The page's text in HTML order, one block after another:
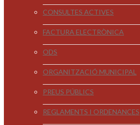
CONSULTES ACTIVES
FACTURA ELECTRÒNICA
ODS
ORGANITZACIÓ MUNICIPAL
PREUS PÚBLICS
REGLAMENTS I ORDENANCES